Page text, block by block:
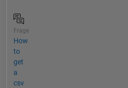
Frage
How
to
get
a
csv